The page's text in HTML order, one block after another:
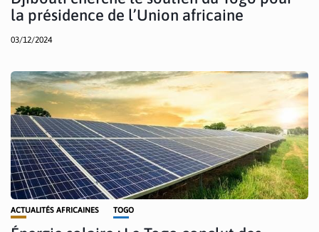
la présidence de l’Union africaine
03/12/2024
ACTUALITÉS AFRICAINES TOGO